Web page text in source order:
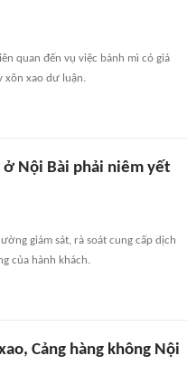
quan đến vụ việc bánh mì có giá
xôn xao dư luận.
ở Nội Bài phải niêm yết
giám sát, rà soát cung cấp dịch
của hành khách.
Cảng hàng không Nội